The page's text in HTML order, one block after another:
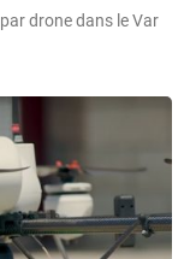
drone dans le Var